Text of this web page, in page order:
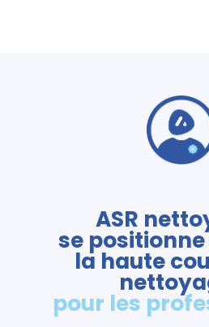
ASR
se
la haute
pour les